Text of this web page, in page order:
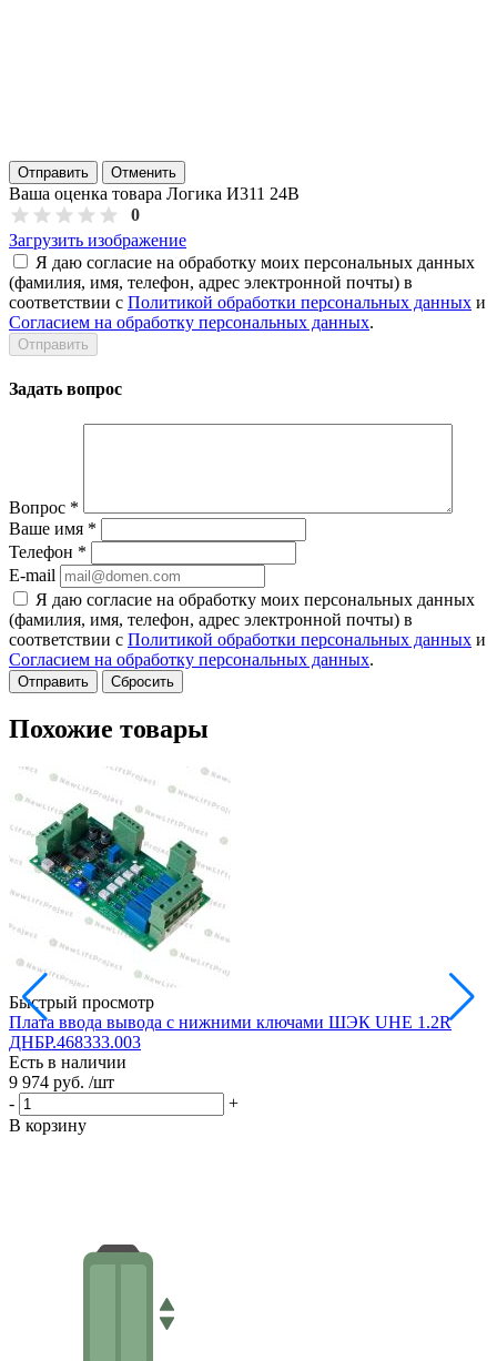
Отправить Отменить
Ваша оценка товара Логика И311 24В
0
Загрузить изображение
Я даю согласие на обработку моих персональных данных
(фамилия, имя, телефон, адрес электронной почты) в
соответствии с Политикой обработки персональных данных и
Согласием на обработку персональных данных.
Задать вопрос
Вопрос *
Ваше имя *
Телефон *
E-mail
Я даю согласие на обработку моих персональных данных
(фамилия, имя, телефон, адрес электронной почты) в
соответствии с Политикой обработки персональных данных и
Согласием на обработку персональных данных.
Сбросить
Похожие товары
Быстрый просмотр
Плата ввода вывода с нижними ключами ШЭК UHE 1.2R
ДНБР.468333.003
Есть в наличии
9 974 руб. /шт
-
+
В корзину